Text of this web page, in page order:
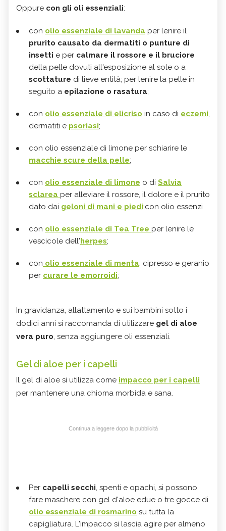
Oppure con gli oli essenziali:
con olio essenziale di lavanda per lenire il
prurito causato da dermatiti o punture di
insetti e per calmare il rossore e il bruciore
della pelle dovuti all'esposizione al sole o a
scottature di lieve entità; per lenire la pelle in
seguito a epilazione o rasatura;
con olio essenziale di elicriso in caso di eczemi,
dermatiti e psoriasi;
con olio essenziale di limone per schiarire le
macchie scure della pelle;
con olio essenziale di limone o di Salvia
sclarea per alleviare il rossore, il dolore e il prurito
dato dai geloni di mani e piedi;con olio essenzi
con olio essenziale di Tea Tree per lenire le
vescicole dell'herpes;
con olio essenziale di menta, cipresso e geranio
per curare le emorroidi;
In gravidanza, allattamento e sui bambini sotto i
dodici anni si raccomanda di utilizzare gel di aloe
vera puro, senza aggiungere oli essenziali.
Gel di aloe per i capelli
Il gel di aloe si utilizza come impacco per i capelli
per mantenere una chioma morbida e sana.
Continua a leggere dopo la pubblicità
Per capelli secchi, spenti e opachi, si possono
fare maschere con gel d'aloe edue o tre gocce di
olio essenziale di rosmarino su tutta la
capigliatura. L'impacco si lascia agire per almeno